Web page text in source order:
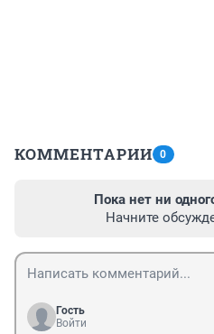
КОММЕНТАРИИ 0
Пока нет ни
Начните
Гость
Войти